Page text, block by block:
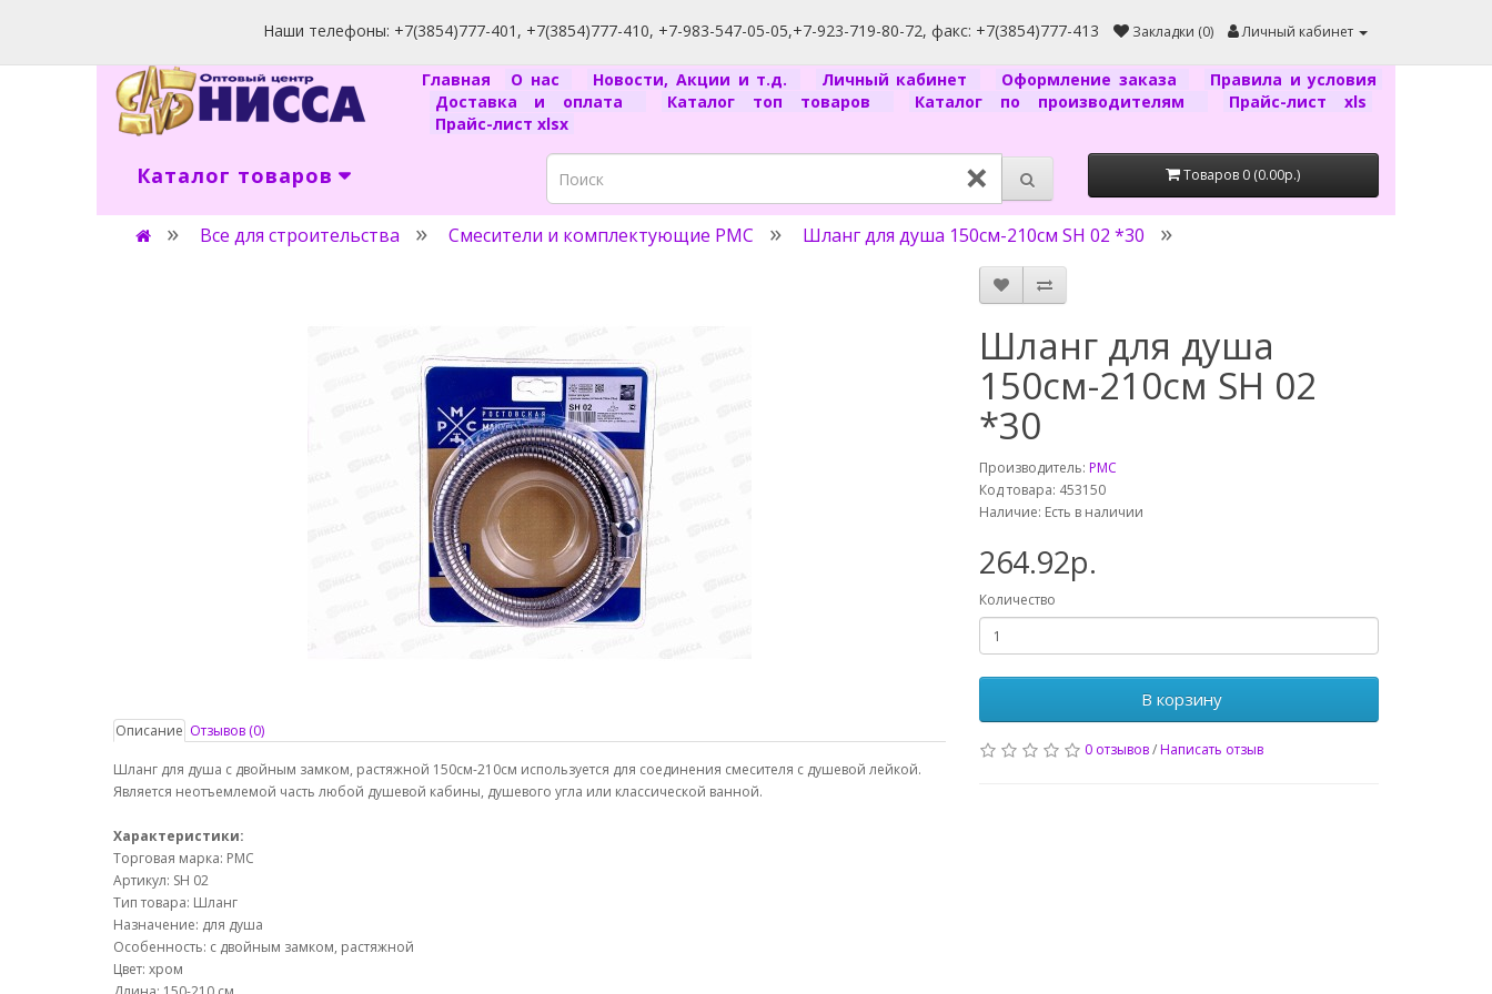
Наши телефоны: +7(3854)777-401, +7(3854)777-410, +7-983-547-05-05,+7-923-719-80-72, факс: +7(3854)777-413 Закладки (0) Личный кабинет
Главная О нас Новости, Акции и т.д. Личный кабинет Оформление заказа
Правила и условия
Доставка и оплата
Каталог топ товаров Каталог по производителям
Прайс-лист xls
Прайс-лист xlsx
Каталог товаров × Товаров 0 (0.00р.)
Все для строительства Смесители и комплектующие РМС Шланг для душа 150см-210см SH 02 *30
Описание Отзывов (0)
Шланг для душа с двойным замком, растяжной 150см-210см используется для соединения смесителя с душевой лейкой.
Является неотъемлемой часть любой душевой кабины, душевого угла или классической ванной.
Характеристики:
Торговая марка: РМС
Артикул: SH 02
Тип товара: Шланг
Назначение: для душа
Особенность: с двойным замком, растяжной
Цвет: хром
Шланг для душа
150см-210см SH 02
*30
Производитель: РМС
Код товара: 453150
Наличие: Есть в наличии
264.92р.
Количество
В корзину
0 отзывов/Написать отзыв